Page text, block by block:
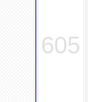
605